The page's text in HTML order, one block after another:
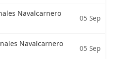
Navalcarnero
05 Sep
Navalcarnero
05 Sep